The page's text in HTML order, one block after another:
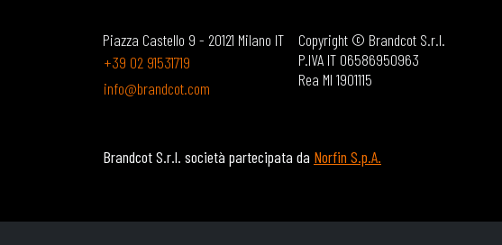
Piazza Castello 9 - 20121 Milano IT
+39 02 91531719
info@brandcot.com
Copyright © Brandcot S.r.l.
P.IVA IT 06586950963
Rea MI 1901115
Brandcot S.r.l. società partecipata da Norfin S.p.A.